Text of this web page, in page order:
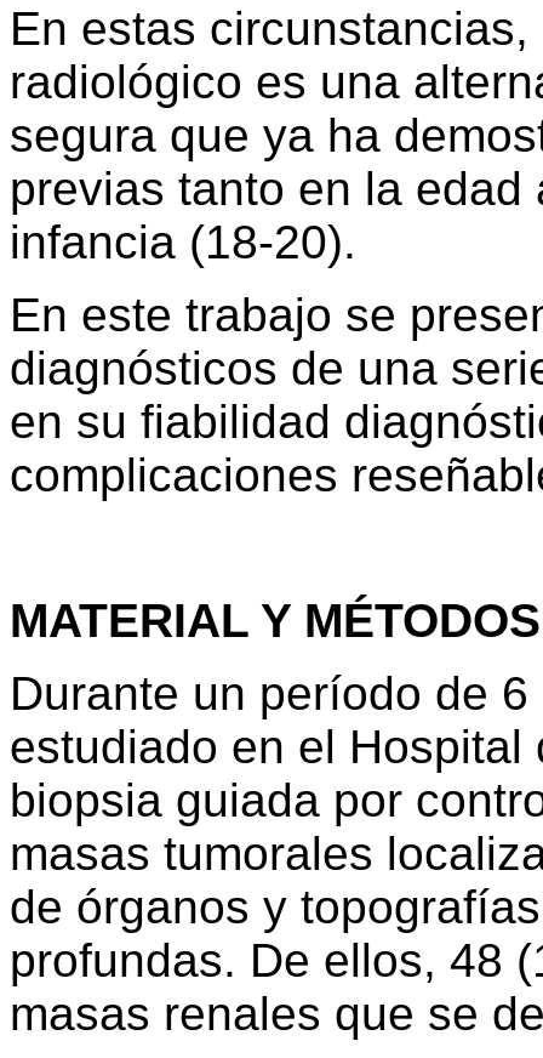
En estas
radiológico es una
segura que ya ha
previas tanto en la
infancia (18-20).
En este trabajo se
diagnósticos de una
en su fiabilidad
complicaciones
MATERIAL Y MÉTODOS
Durante un período de
estudiado en el
biopsia guiada por
masas tumorales
de órganos y
profundas. De ellos, 48
masas renales que se